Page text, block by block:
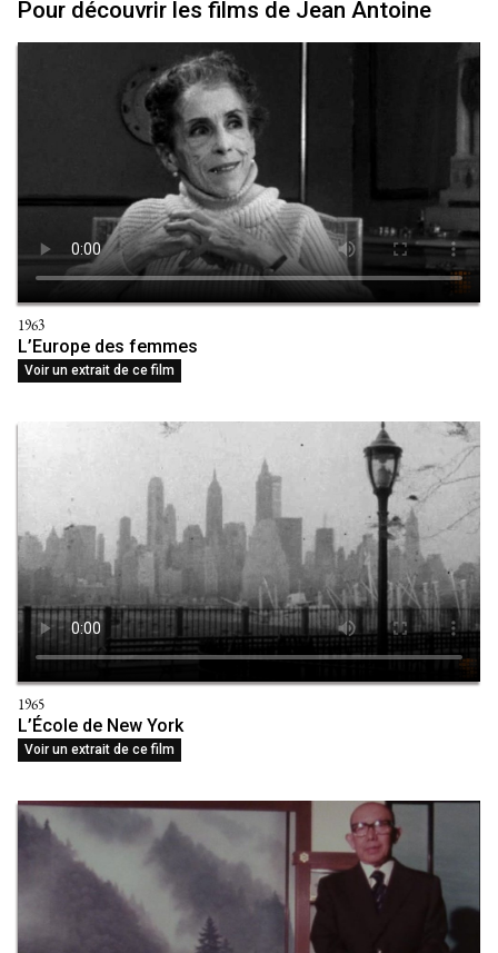
Pour découvrir les films de Jean Antoine
1963
L’Europe des femmes
Voir un extrait de ce film
1965
L’École de New York
Voir un extrait de ce film